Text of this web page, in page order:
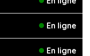
En ligne
En ligne